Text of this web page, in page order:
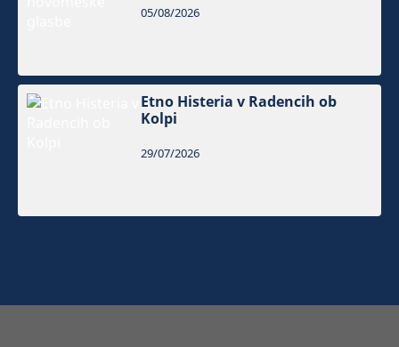
05/08/2026
Etno Histeria v Radencih ob
Kolpi
29/07/2026